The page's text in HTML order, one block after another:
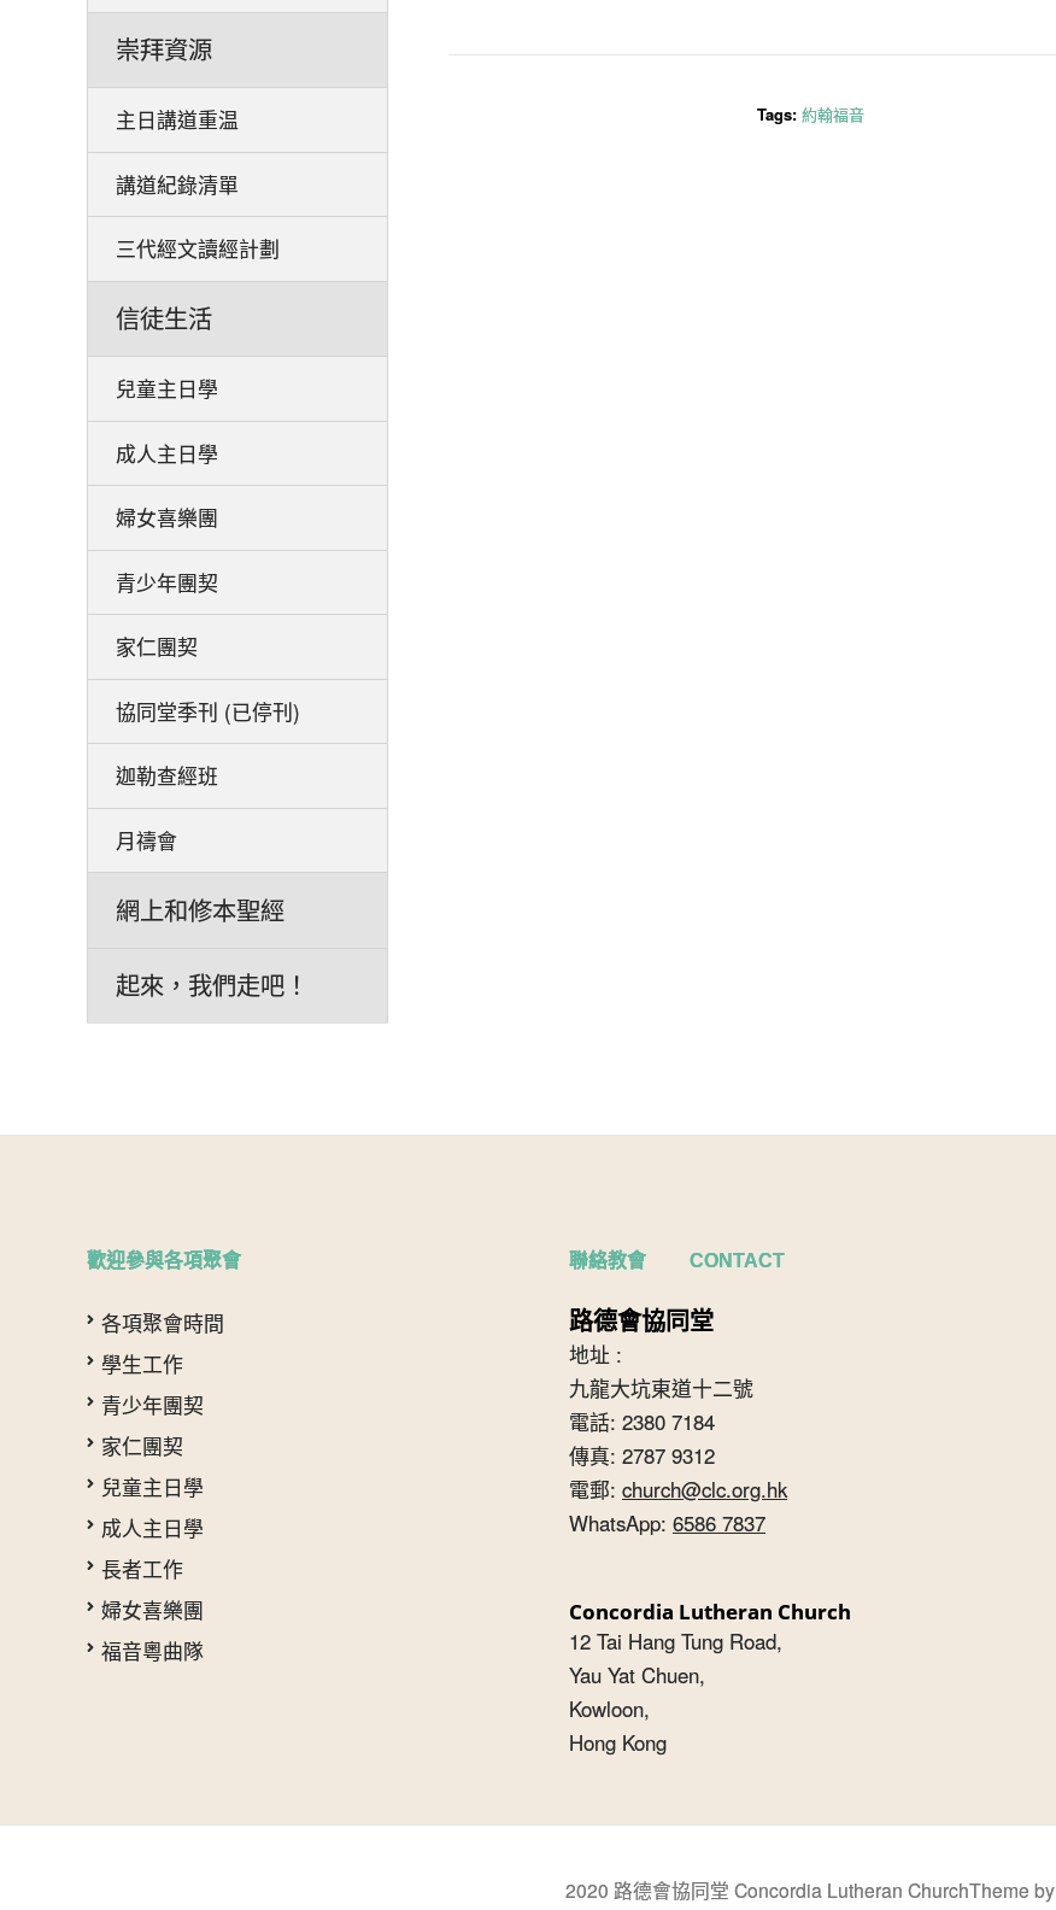
崇拜資源
主日講道重温
講道紀錄清單
三代經文讀經計劃
信徒生活
兒童主日學
成人主日學
婦女喜樂團
青少年團契
家仁團契
協同堂季刊 (已停刊)
迦勒查經班
月禱會
網上和修本聖經
起來，我們走吧！
Tags: 約翰福音
歡迎參與各項聚會
各項聚會時間
學生工作
青少年團契
家仁團契
兒童主日學
成人主日學
長者工作
婦女喜樂團
福音粵曲隊
聯絡教會 CONTACT
路德會協同堂
地址 :
九龍大坑東道十二號
電話: 2380 7184
傳真: 2787 9312
電郵: church@clc.org.hk
WhatsApp: 6586 7837
Concordia Lutheran Church
12 Tai Hang Tung Road,
Yau Yat Chuen,
Kowloon,
Hong Kong
2020 路德會協同堂 Concordia Lutheran ChurchTheme by